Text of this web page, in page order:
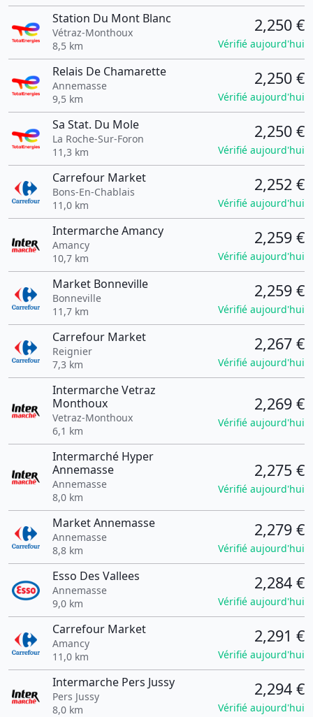
Station Du Mont Blanc
Vétraz-Monthoux
8,5 km
2,250 €
Vérifié aujourd'hui
Relais De Chamarette
Annemasse
9,5 km
2,250 €
Vérifié aujourd'hui
Sa Stat. Du Mole
La Roche-Sur-Foron
11,3 km
2,250 €
Vérifié aujourd'hui
Carrefour Market
Bons-En-Chablais
11,0 km
2,252 €
Vérifié aujourd'hui
Intermarche Amancy
Amancy
10,7 km
2,259 €
Vérifié aujourd'hui
Market Bonneville
Bonneville
11,7 km
2,259 €
Vérifié aujourd'hui
Carrefour Market
Reignier
7,3 km
2,267 €
Vérifié aujourd'hui
Intermarche Vetraz
Monthoux
Vetraz-Monthoux
6,1 km
2,269 €
Vérifié aujourd'hui
Intermarché Hyper
Annemasse
Annemasse
8,0 km
2,275 €
Vérifié aujourd'hui
Market Annemasse
Annemasse
8,8 km
2,279 €
Vérifié aujourd'hui
Esso Des Vallees
Annemasse
9,0 km
2,284 €
Vérifié aujourd'hui
Carrefour Market
Amancy
11,0 km
2,291 €
Vérifié aujourd'hui
Intermarche Pers Jussy
Pers Jussy
8,0 km
2,294 €
Vérifié aujourd'hui